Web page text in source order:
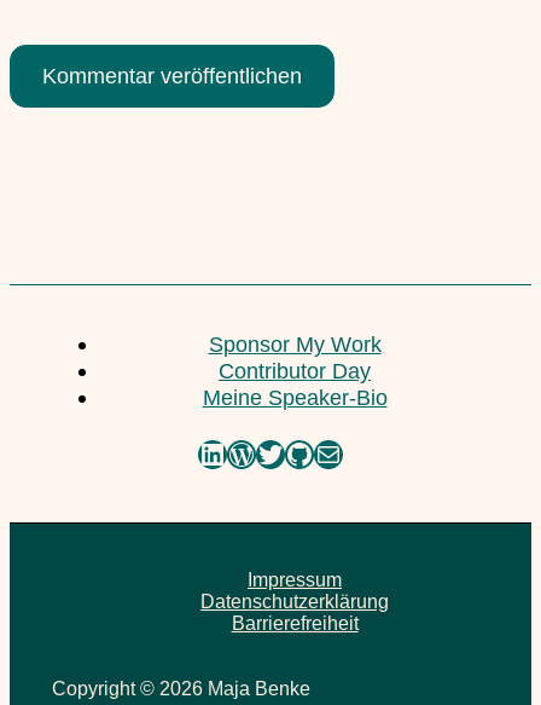
Sponsor My Work
Contributor Day
Meine Speaker-Bio
LinkedIn
WordPress
Twitter
GitHub
E-Mail
Impressum
Datenschutzerklärung
Barrierefreiheit
Copyright © 2026 Maja Benke